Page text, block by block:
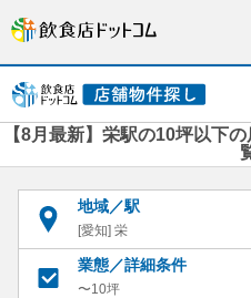
【8月最新】栄駅の10坪以下
地域／駅
[愛知] 栄
業態／詳細条件
〜10坪